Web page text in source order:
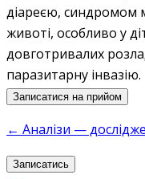
діареєю, синдромом
животі, особливо у
довготривалих
паразитарну інвазію.
Записатися на прийом
← Аналізи —
Записатись